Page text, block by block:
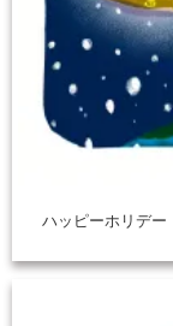
ハッピーホリデー